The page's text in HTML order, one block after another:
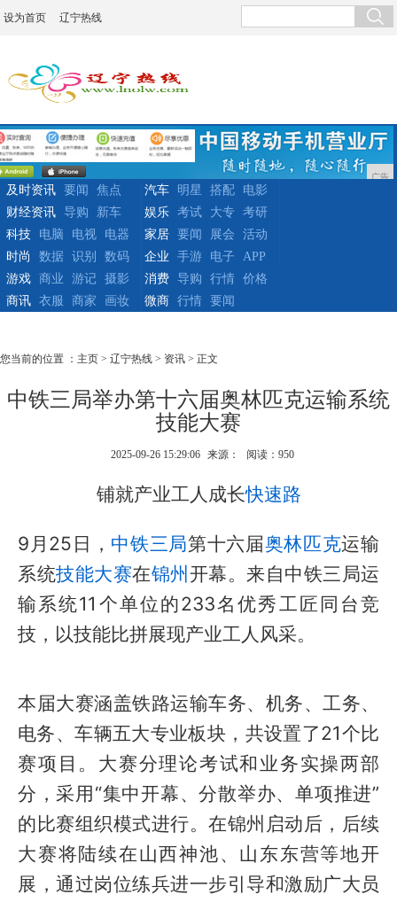
设为首页 辽宁热线
广告
及时资讯 要闻
焦点
财经资讯
导购 新车
汽车 明星 搭配
电影
娱乐
考试 大专
考研
科技
电脑 电视
电器
时尚
数据 识别 数码
家居 要闻 展会
活动
企业
手游 电子
APP
游戏
商业 游记
摄影
商讯
衣服 商家 画妆
消费 导购 行情
价格
微商
行情 要闻
您当前的位置 ： 主页 > 辽宁热线 > 资讯 > 正文
中铁三局举办第十六届奥林匹克运输系统
技能大赛
2025-09-26 15:29:06 来源： 阅读：950
铺就产业工人成长快速路
9月25日， 中铁三局第十六届奥林匹克运输
系统技能大赛在锦州 开幕。来自中铁三局运
输系统11个单位的233名优秀工匠同台竞
技，以技能比拼展现产业工人风采。
本届大赛涵盖铁路运输车务、机务、工务、
电务、车辆五大专业板块，共设置了21个比
赛项目。大赛分理论考试和业务实操两部
分，采用“集中开幕、分散举办、单项推进”
的比赛组织模式进行。在锦州启动后，后续
大赛将陆续在山西神池、山东东营等地开
展，通过岗位练兵进一步引导和激励广大员